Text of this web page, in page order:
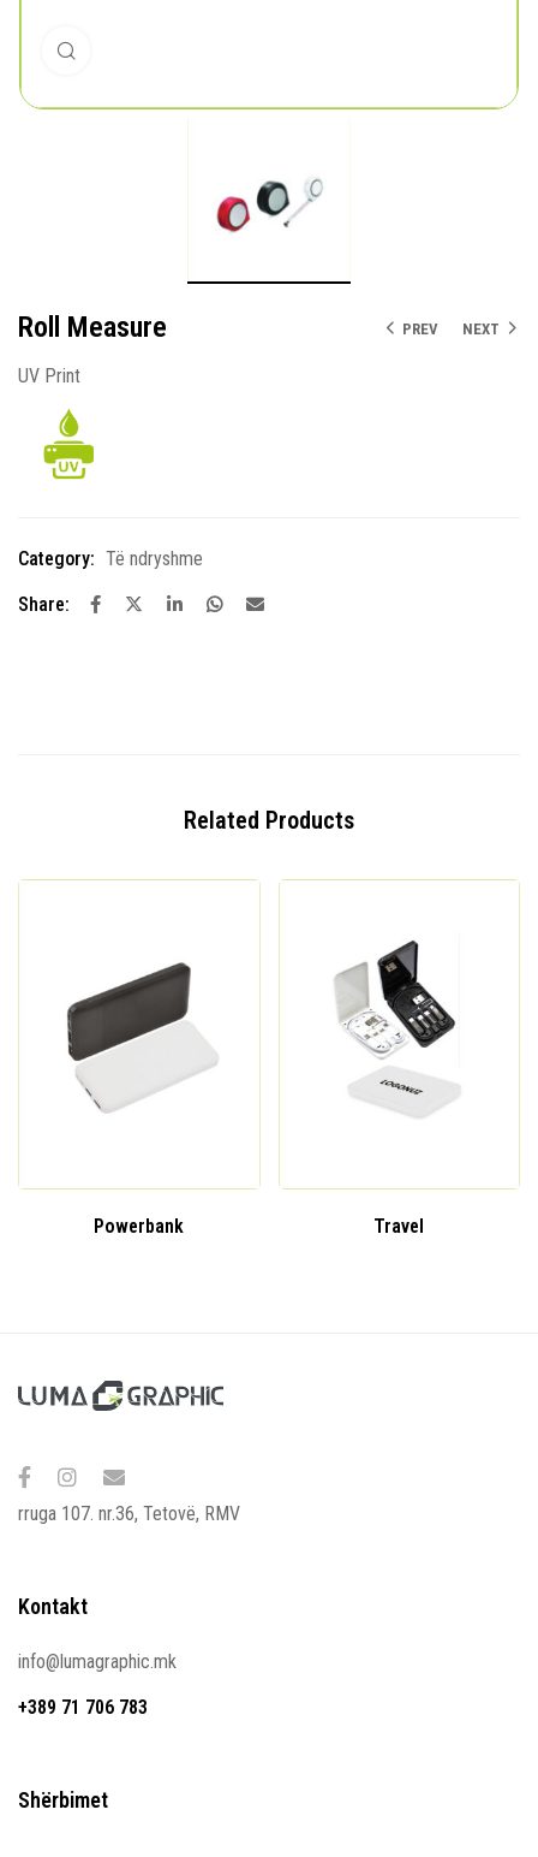
PREV NEXT
Roll Measure
UV Print
Category: Të ndryshme
Share:
Related Products
Powerbank Travel
rruga 107. nr.36, Tetovë, RMV
Kontakt
info@lumagraphic.mk
+389 71 706 783
Shërbimet